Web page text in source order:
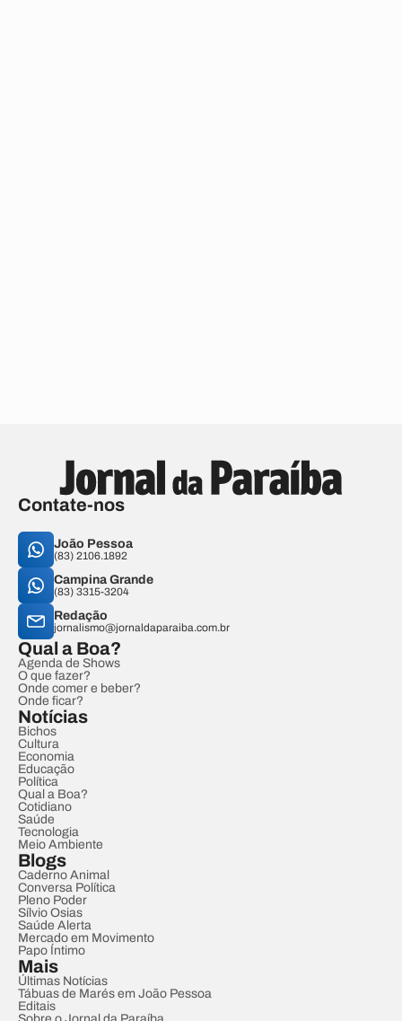
Contate-nos
João Pessoa
(83) 2106.1892
Campina Grande
(83) 3315-3204
Redação
jornalismo@jornaldaparaiba.com.br
Qual a Boa?
Agenda de Shows
O que fazer?
Onde comer e beber?
Onde ficar?
Notícias
Bichos
Cultura
Economia
Educação
Política
Qual a Boa?
Cotidiano
Saúde
Tecnologia
Meio Ambiente
Blogs
Caderno Animal
Conversa Política
Pleno Poder
Sílvio Osias
Saúde Alerta
Mercado em Movimento
Papo Íntimo
Mais
Últimas Notícias
Tábuas de Marés em João Pessoa
Editais